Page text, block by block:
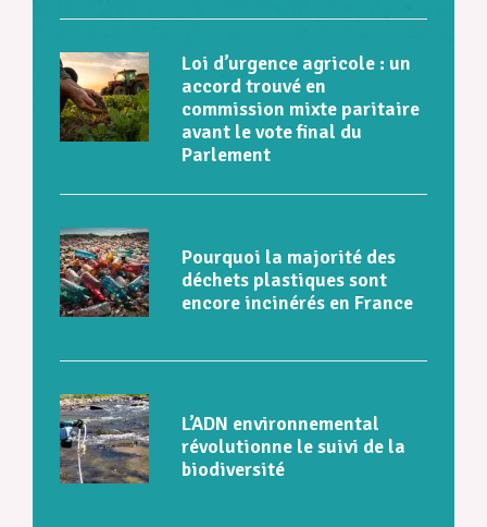
Loi d’urgence agricole : un
accord trouvé en
commission mixte paritaire
avant le vote final du
Parlement
Pourquoi la majorité des
déchets plastiques sont
encore incinérés en France
L’ADN environnemental
révolutionne le suivi de la
biodiversité